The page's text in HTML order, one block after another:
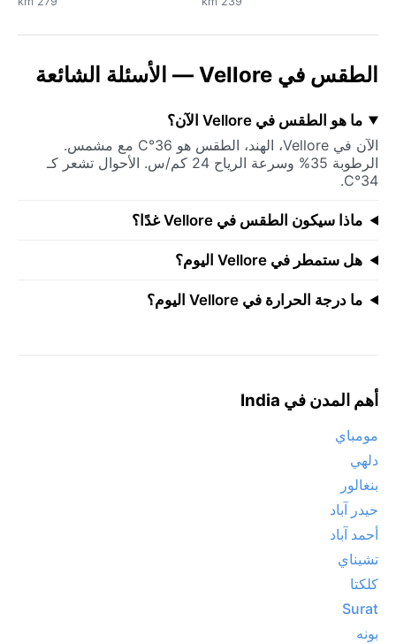
الطقس في Vellore — الأسئلة الشائعة
ما هو الطقس في Vellore الآن؟
الآن في Vellore، الهند، الطقس هو 36°C مع مشمس.
الرطوبة 35% وسرعة الرياح 24 كم/س. الأحوال تشعر كـ
34°C.
ماذا سيكون الطقس في Vellore غدًا؟
هل ستمطر في Vellore اليوم؟
ما درجة الحرارة في Vellore اليوم؟
أهم المدن في India
مومباي
دلهي
بنغالور
حیدر آباد
أحمد آباد
تشيناي
كلكتا
Surat
بونه